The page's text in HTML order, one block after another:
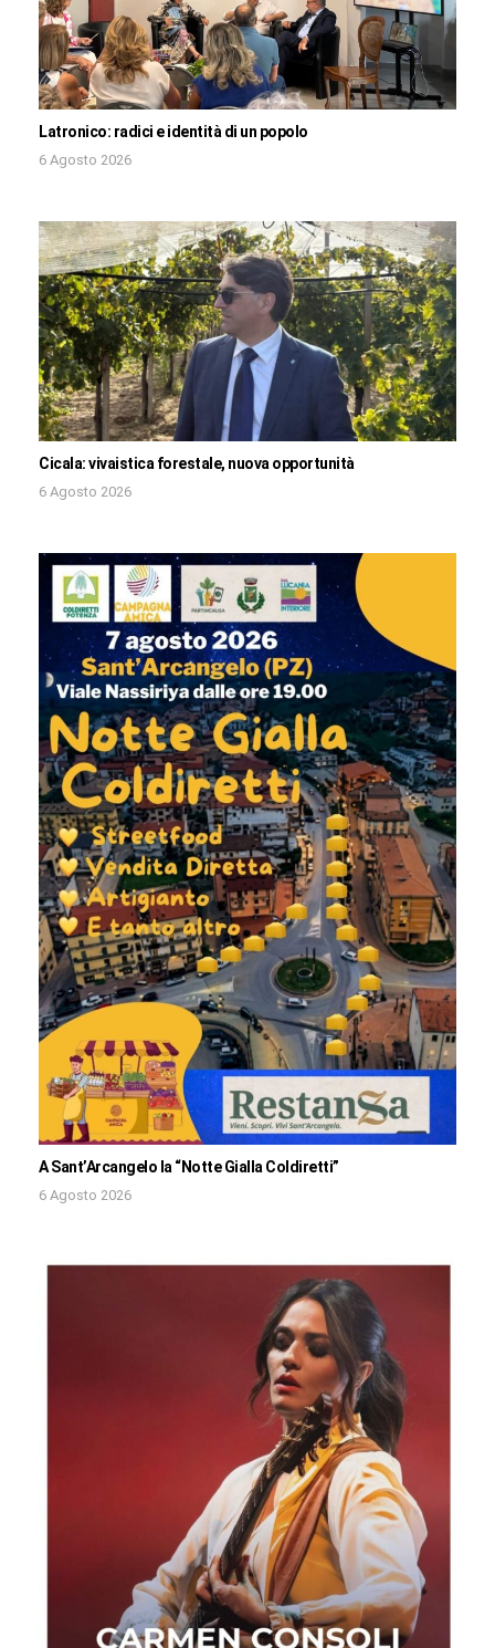
Latronico: radici e identità di un popolo
6 Agosto 2026
Cicala: vivaistica forestale, nuova opportunità
6 Agosto 2026
A Sant’Arcangelo la “Notte Gialla Coldiretti”
6 Agosto 2026